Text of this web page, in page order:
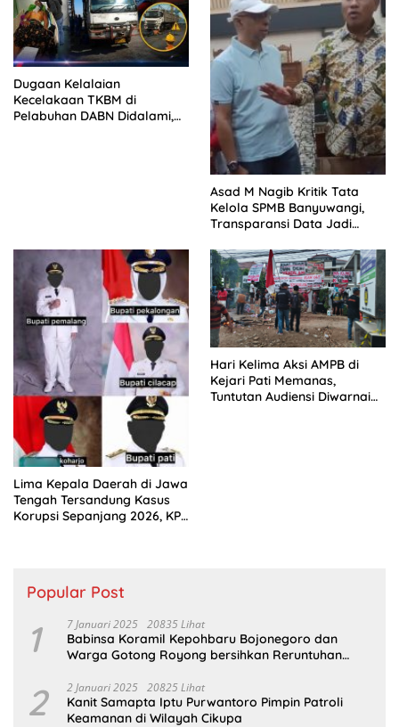
Dugaan Kelalaian
Kecelakaan TKBM di
Pelabuhan DABN Didalami,
Asad M Nagib Kritik Tata
Kelola SPMB Banyuwangi,
Transparansi Data Jadi
Lima Kepala Daerah di Jawa
Tengah Tersandung Kasus
Korupsi Sepanjang 2026, KPK
Hari Kelima Aksi AMPB di
Kejari Pati Memanas,
Tuntutan Audiensi Diwarnai
Popular Post
1 7 Januari 2025 20835 Lihat
Babinsa Koramil Kepohbaru Bojonegoro dan
Warga Gotong Royong bersihkan Reruntuhan
2 2 Januari 2025 20825 Lihat
Kanit Samapta Iptu Purwantoro Pimpin Patroli
Keamanan di Wilayah Cikupa